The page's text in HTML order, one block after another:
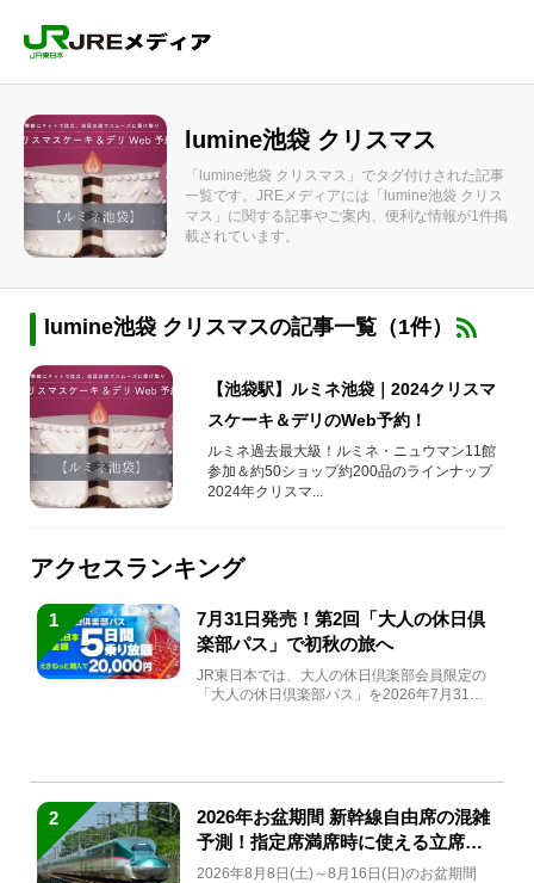
lumine池袋 クリスマス
「lumine池袋 クリスマス」でタグ付けされた記事
一覧です。JREメディアには「lumine池袋 クリス
マス」に関する記事やご案内、便利な情報が1件掲
載されています。
lumine池袋 クリスマスの記事一覧（1件）
【池袋駅】ルミネ池袋｜2024クリスマ
スケーキ＆デリのWeb予約！
ルミネ過去最大級！ルミネ・ニュウマン11館
参加＆約50ショップ約200品のラインナップ
2024年クリスマ...
アクセスランキング
1
7月31日発売！第2回「大人の休日倶
楽部パス」で初秋の旅へ
JR東日本では、大人の休日倶楽部会員限定の
「大人の休日倶楽部パス」を2026年7月31日
2
2026年お盆期間 新幹線自由席の混雑
予測！指定席満席時に使える立席特
急券も解説
2026年8月8日(土)～8月16日(日)のお盆期間